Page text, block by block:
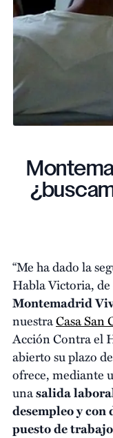
“Me ha dado la
Habla Victoria,
Montemadrid
nuestraCasa San
Acción Contra el
abierto su plazo
ofrece, mediante
unasalida
desempleo y
puesto de